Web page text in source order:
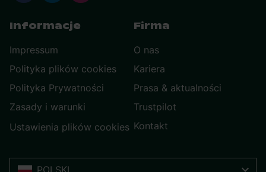
Informacje
Impressum
Polityka plików cookies
Polityka Prywatności
Zasady i warunki
Ustawienia plików cookies
Firma
O nas
Kariera
Prasa & aktualności
Trustpilot
Kontakt
POLSKI